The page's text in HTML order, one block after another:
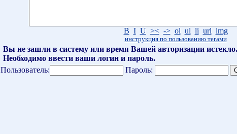
B I U >< -> ol ul li url img
инструкция по пользованию тегами
Вы не зашли в систему или время Вашей авторизации истекло.
Необходимо ввести ваши логин и пароль.
Пользователь:
Пароль: